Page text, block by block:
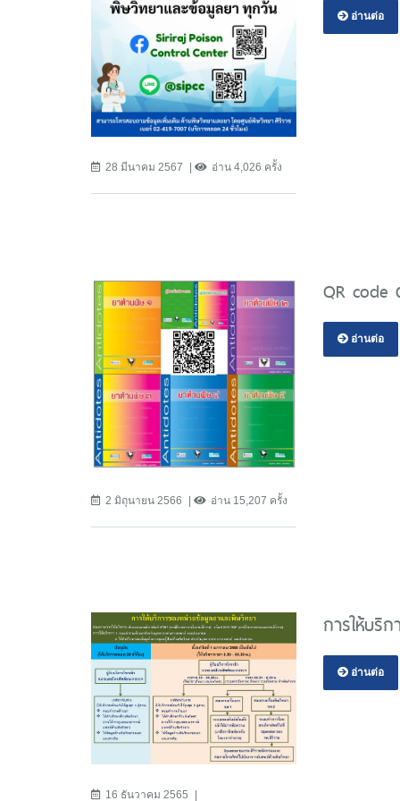
28 มีนาคม 2567 อ่าน 4,026 ครั้ง
อ่านต่อ
2 มิถุนายน 2566 อ่าน 15,207 ครั้ง
QR code
อ่านต่อ
16 ธันวาคม 2565
การให้บริ
อ่านต่อ